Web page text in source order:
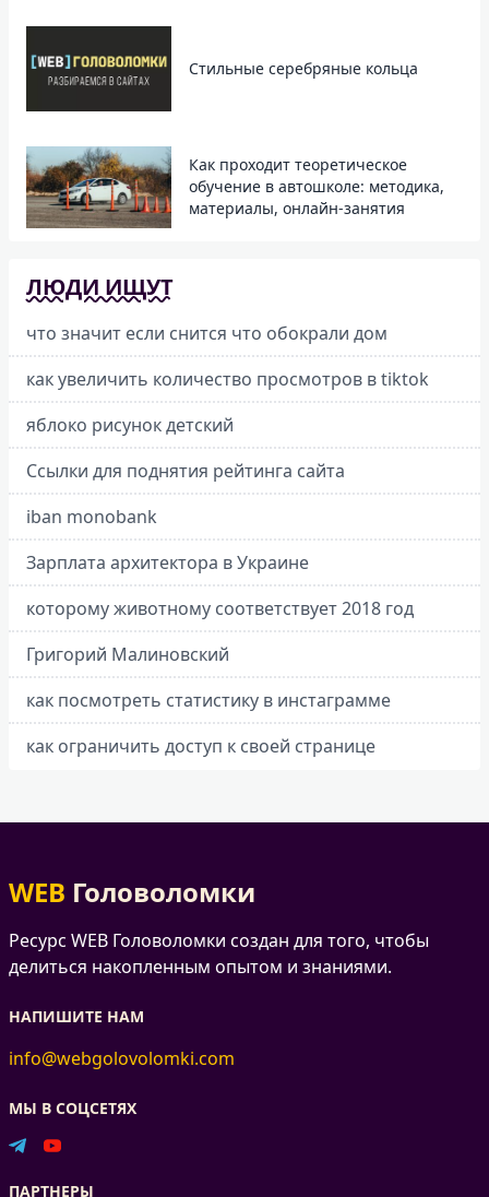
Стильные серебряные кольца
Как проходит теоретическое
обучение в автошколе: методика,
материалы, онлайн-занятия
ЛЮДИ ИЩУТ
что значит если снится что обокрали дом
как увеличить количество просмотров в tiktok
яблоко рисунок детский
Ссылки для поднятия рейтинга сайта
iban monobank
Зарплата архитектора в Украине
которому животному соответствует 2018 год
Григорий Малиновский
как посмотреть статистику в инстаграмме
как ограничить доступ к своей странице
WEB Головоломки
Ресурс WEB Головоломки создан для того, чтобы
делиться накопленным опытом и знаниями.
НАПИШИТЕ НАМ
info@webgolovolomki.com
МЫ В СОЦСЕТЯХ
ПАРТНЕРЫ